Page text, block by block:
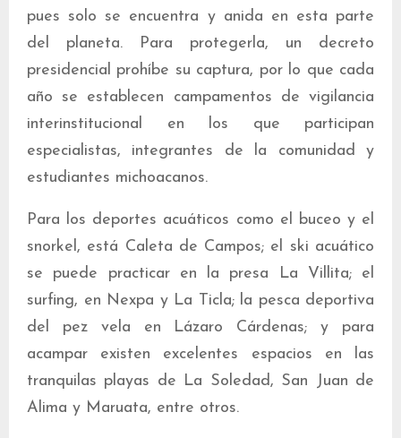
pues solo se encuentra y anida en esta parte
del planeta. Para protegerla, un decreto
presidencial prohíbe su captura, por lo que cada
año se establecen campamentos de vigilancia
interinstitucional en los que participan
especialistas, integrantes de la comunidad y
estudiantes michoacanos.
Para los deportes acuáticos como el buceo y el
snorkel, está Caleta de Campos; el ski acuático
se puede practicar en la presa La Villita; el
surfing, en Nexpa y La Ticla; la pesca deportiva
del pez vela en Lázaro Cárdenas; y para
acampar existen excelentes espacios en las
tranquilas playas de La Soledad, San Juan de
Alima y Maruata, entre otros.